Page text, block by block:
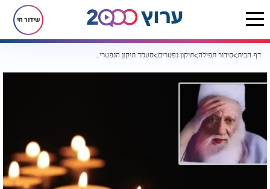
שידור חי
דף הבית סידור תפילה תיקון נפטרים מעמד תיקון הנפטרים העולמי יוצא לדרך: "אין נחת רוח גדולה יותר לנשמת הנפטר"